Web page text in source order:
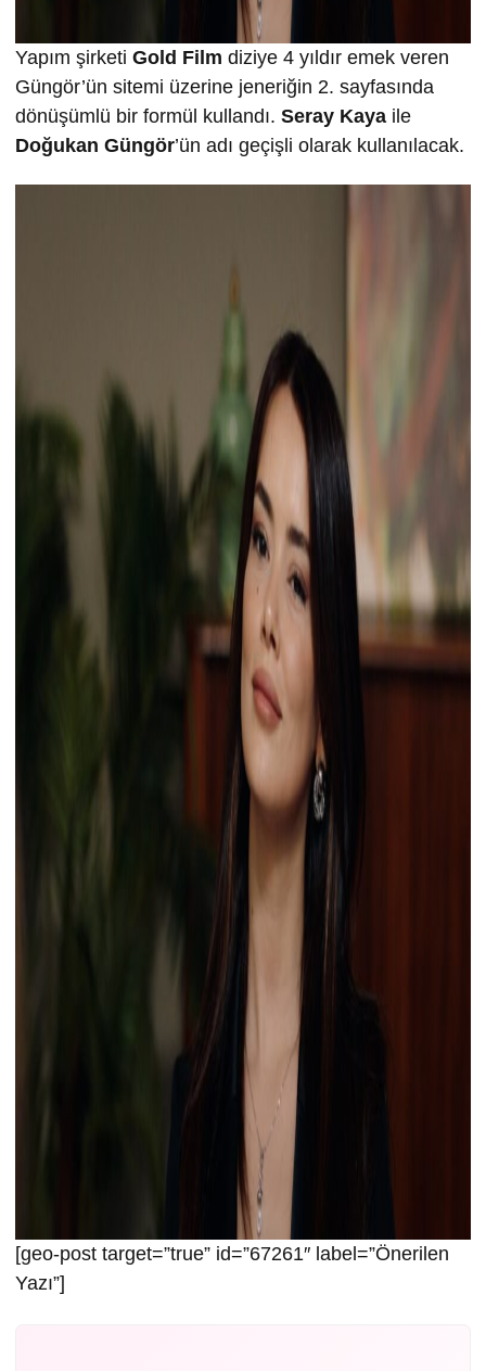
Yapım şirketi Gold Film diziye 4 yıldır emek veren
Güngör’ün sitemi üzerine jeneriğin 2. sayfasında
dönüşümlü bir formül kullandı. Seray Kaya ile
Doğukan Güngör’ün adı geçişli olarak kullanılacak.
[geo-post target=”true” id=”67261″ label=”Önerilen
Yazı”]